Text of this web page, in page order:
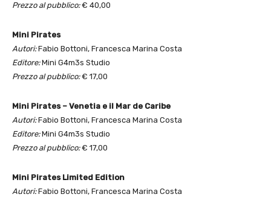
Prezzo al pubblico:€ 40,00
Mini Pirates
Autori:Fabio Bottoni, Francesca Marina Costa
Editore:Mini G4m3s Studio
Prezzo al pubblico:€ 17,00
Mini Pirates – Venetia e il Mar de Caribe
Autori:Fabio Bottoni, Francesca Marina Costa
Editore:Mini G4m3s Studio
Prezzo al pubblico:€ 17,00
Mini Pirates Limited Edition
Autori:Fabio Bottoni, Francesca Marina Costa